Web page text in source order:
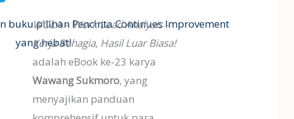
WOLA – Work Load Analysis –
Kerja Bahagia, Hasil Luar Biasa!
adalah eBook ke-23 karya
Wawang Sukmoro, yang
menyajikan panduan